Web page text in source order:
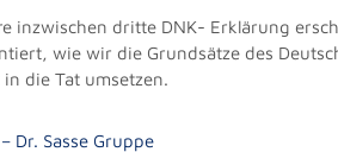
inzwischen dritte DNK- Erklärung
wie wir die Grundsätze des
die Tat umsetzen.
Dr. Sasse Gruppe